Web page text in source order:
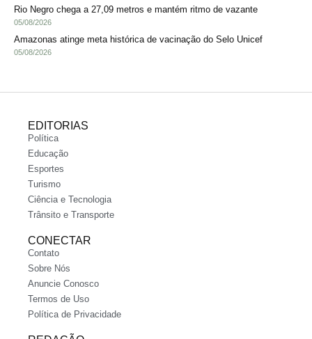
Rio Negro chega a 27,09 metros e mantém ritmo de vazante
05/08/2026
Amazonas atinge meta histórica de vacinação do Selo Unicef
05/08/2026
EDITORIAS
Política
Educação
Esportes
Turismo
Ciência e Tecnologia
Trânsito e Transporte
CONECTAR
Contato
Sobre Nós
Anuncie Conosco
Termos de Uso
Política de Privacidade